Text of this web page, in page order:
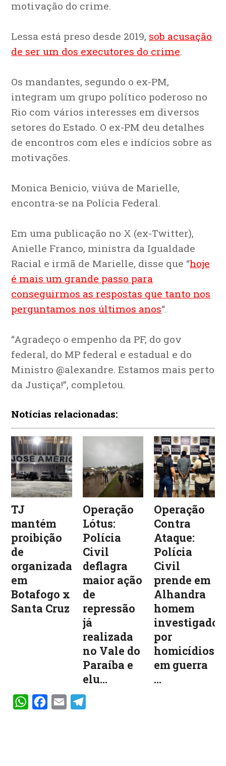
motivação do crime.
Lessa está preso desde 2019, sob acusação
de ser um dos executores do crime.
Os mandantes, segundo o ex-PM,
integram um grupo político poderoso no
Rio com vários interesses em diversos
setores do Estado. O ex-PM deu detalhes
de encontros com eles e indícios sobre as
motivações.
Monica Benicio, viúva de Marielle,
encontra-se na Polícia Federal.
Em uma publicação no X (ex-Twitter),
Anielle Franco, ministra da Igualdade
Racial e irmã de Marielle, disse que “hoje
é mais um grande passo para
conseguirmos as respostas que tanto nos
perguntamos nos últimos anos“.
“Agradeço o empenho da PF, do gov
federal, do MP federal e estadual e do
Ministro @alexandre. Estamos mais perto
da Justiça!”, completou.
Notícias relacionadas:
TJ
mantém
proibição
de
organizadas
em
Botafogo x
Santa Cruz
Operação
Lótus:
Polícia
Civil
deflagra
maior ação
de
repressão
já
realizada
no Vale do
Paraíba e
elu...
Operação
Contra
Ataque:
Polícia
Civil
prende em
Alhandra
homem
investigado
por
homicídios
em guerra
...
WhatsAppFacebook
Email